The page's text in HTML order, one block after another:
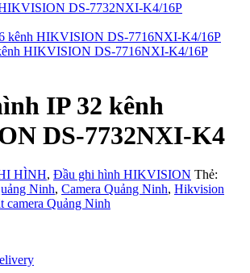
DS-7732NXI-K4/16P
HIKVISION DS-7716NXI-K4/16P
IP 32 kênh
DS-7732NXI-K4
HÌNH, Đầu ghi hình HIKVISION Thẻ:
Ninh, Camera Quảng Ninh, Hikvision
camera Quảng Ninh